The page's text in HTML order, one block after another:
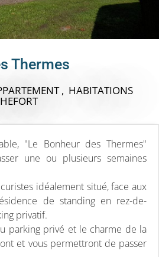
Thermes
, HABITATIONS
"Le Bonheur des Thermes"
une ou plusieurs semaines
idéalement situé, face aux
de standing en rez-de-
privatif.
parking privé et le charme de la
et vous permettront de passer